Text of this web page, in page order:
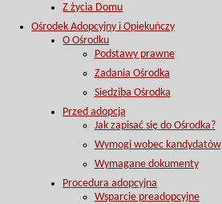
Z życia Domu
Ośrodek Adopcyjny i Opiekuńczy
O Ośrodku
Podstawy prawne
Zadania Ośrodka
Siedziba Ośrodka
Przed adopcją
Jak zapisać się do Ośrodka?
Wymogi wobec kandydatów
Wymagane dokumenty
Procedura adopcyjna
Wsparcie preadopcyjne